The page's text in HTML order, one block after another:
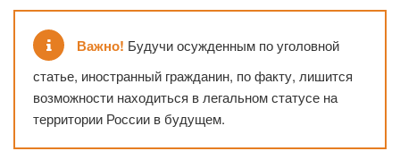
Важно! Будучи осужденным по уголовной
статье, иностранный гражданин, по факту, лишится
возможности находиться в легальном статусе на
территории России в будущем.